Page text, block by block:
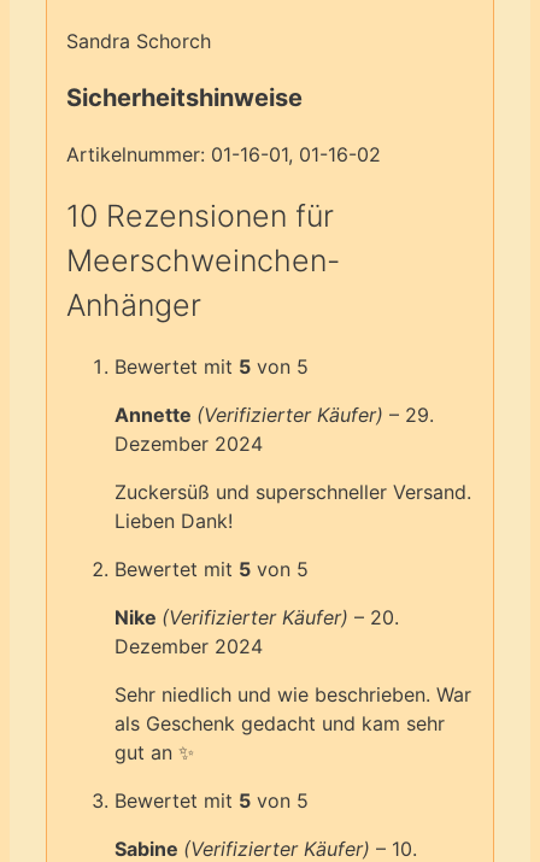
Sandra Schorch
Sicherheitshinweise
Artikelnummer: 01-16-01, 01-16-02
10 Rezensionen für
Meerschweinchen-
Anhänger
Bewertet mit 5 von 5
Annette (Verifizierter Käufer) – 29.
Dezember 2024
Zuckersüß und superschneller Versand.
Lieben Dank!
Bewertet mit 5 von 5
Nike (Verifizierter Käufer) – 20.
Dezember 2024
Sehr niedlich und wie beschrieben. War
als Geschenk gedacht und kam sehr
gut an ✨️
Bewertet mit 5 von 5
Sabine (Verifizierter Käufer) – 10.